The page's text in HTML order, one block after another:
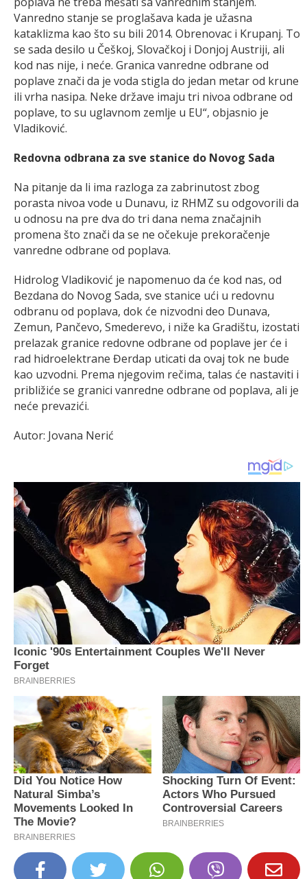
Vanredno stanje se proglašava kada je užasna
kataklizma kao što su bili 2014. Obrenovac i Krupanj. To
se sada desilo u Češkoj, Slovačkoj i Donjoj Austriji, ali
kod nas nije, i neće. Granica vanredne odbrane od
poplave znači da je voda stigla do jedan metar od krune
ili vrha nasipa. Neke države imaju tri nivoa odbrane od
poplave, to su uglavnom zemlje u EU“, objasnio je
Vladiković.
Redovna odbrana za sve stanice do Novog Sada
Na pitanje da li ima razloga za zabrinutost zbog
porasta nivoa vode u Dunavu, iz RHMZ su odgovorili da
u odnosu na pre dva do tri dana nema značajnih
promena što znači da se ne očekuje prekoračenje
vanredne odbrane od poplava.
Hidrolog Vladiković je napomenuo da će kod nas, od
Bezdana do Novog Sada, sve stanice ući u redovnu
odbranu od poplava, dok će nizvodni deo Dunava,
Zemun, Pančevo, Smederevo, i niže ka Gradištu, izostati
prelazak granice redovne odbrane od poplave jer će i
rad hidroelektrane Đerdap uticati da ovaj tok ne bude
kao uzvodni. Prema njegovim rečima, talas će nastaviti i
približiće se granici vanredne odbrane od poplava, ali je
neće prevazići.
Autor: Jovana Nerić